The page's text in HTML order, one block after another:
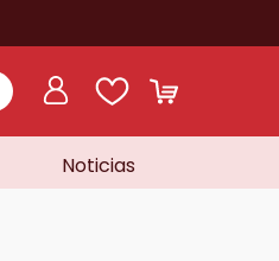
Noticias